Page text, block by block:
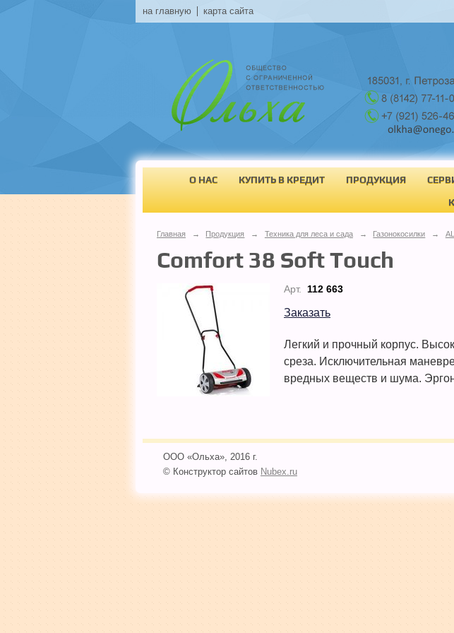
на главную карта сайта
О НАС КУПИТЬ В КРЕДИТ ПРОДУКЦИЯ
Главная → Продукция → Техника для леса и сада → Газонокосилки →
Comfort 38 Soft Touch
Арт. 112 663
Заказать
Легкий и прочный корпус.
среза. Исключительная
вредных веществ и шума.
ООО «Ольха», 2016 г.
© Конструктор сайтов Nubex.ru